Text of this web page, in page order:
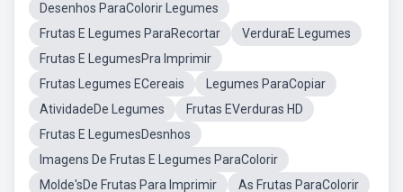
Desenhos ParaColorir Legumes
Frutas E Legumes ParaRecortar
VerduraE Legumes
Frutas E LegumesPra Imprimir
Frutas Legumes ECereais
Legumes ParaCopiar
AtividadeDe Legumes
Frutas EVerduras HD
Frutas E LegumesDesnhos
Imagens De Frutas E Legumes ParaColorir
Molde'sDe Frutas Para Imprimir
As Frutas ParaColorir